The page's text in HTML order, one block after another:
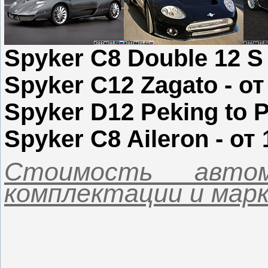
Spyker C8 Double 12
Spyker C12 Zagato -
Spyker D12 Peking to
Spyker C8 Aileron - от
Стоимость
комплектации и